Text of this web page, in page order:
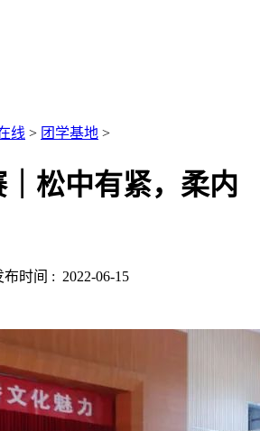
线 > 团学基地 >
松中有紧，柔内
布时间 : 2022-06-15